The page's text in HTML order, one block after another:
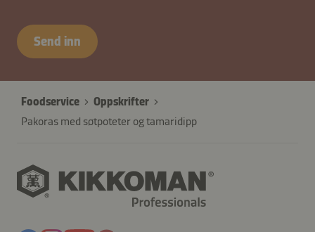
Send inn
Foodservice
Oppskrifter
Pakoras med søtpoteter og tamaridipp